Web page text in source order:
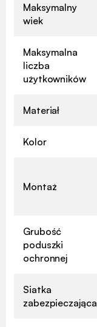
Maksymalny
wiek
Maksymalna
liczba
użytkowników
Materiał
Kolor
Montaż
Grubość
poduszki
ochronnej
Siatka
zabezpieczająca